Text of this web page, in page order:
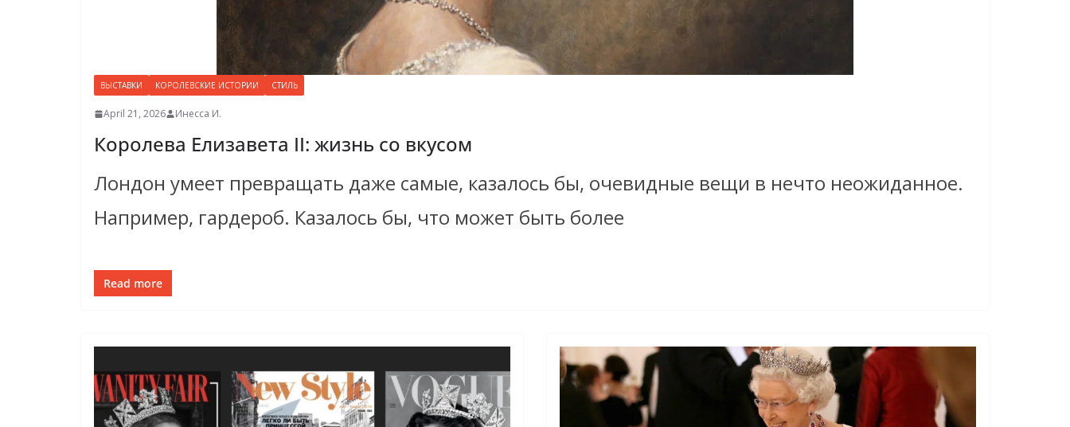
ВЫСТАВКИ КОРОЛЕВСКИЕ ИСТОРИИ СТИЛЬ
April 21, 2026 Инесса И.
Королева Елизавета II: жизнь со вкусом
Лондон умеет превращать даже самые, казалось бы, очевидные вещи в нечто неожиданное.
Например, гардероб. Казалось бы, что может быть более
Read more